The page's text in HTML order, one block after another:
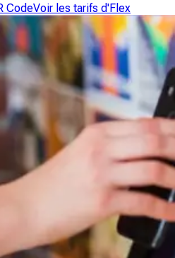
CodeVoir les tarifs d'Flex